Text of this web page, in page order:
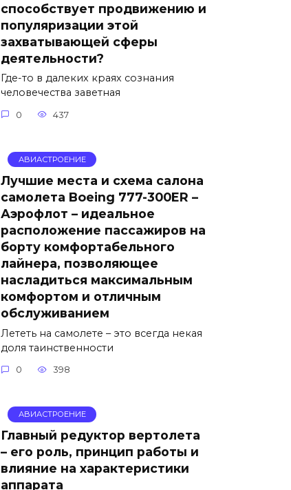
способствует продвижению и
популяризации этой
захватывающей сферы
деятельности?
Где-то в далеких краях сознания
человечества заветная
0 437
АВИАСТРОЕНИЕ
Лучшие места и схема салона
самолета Boeing 777-300ER –
Аэрофлот – идеальное
расположение пассажиров на
борту комфортабельного
лайнера, позволяющее
насладиться максимальным
комфортом и отличным
обслуживанием
Лететь на самолете – это всегда некая
доля таинственности
0 398
АВИАСТРОЕНИЕ
Главный редуктор вертолета
– его роль, принцип работы и
влияние на характеристики
аппарата